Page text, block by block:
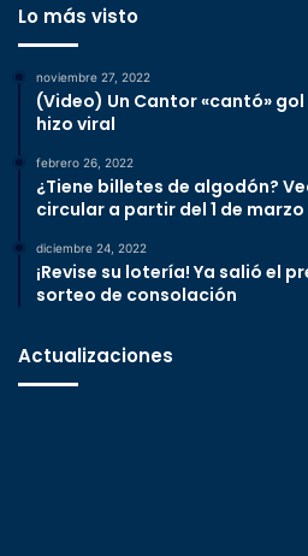
Lo más visto
noviembre 27, 2022
(Video) Un Cantor «cantó»
hizo viral
febrero 26, 2022
¿Tiene billetes de algodón?
circular a partir del 1 de marzo
diciembre 24, 2022
¡Revise su lotería! Ya salió el
sorteo de consolación
Actualizaciones